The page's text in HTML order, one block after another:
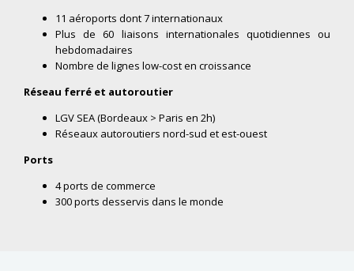
Plus de 60 liaisons internationales quotidiennes ou
hebdomadaires
Nombre de lignes low-cost en croissance
Réseaux autoroutiers nord-sud et est-ouest
300 ports desservis dans le monde